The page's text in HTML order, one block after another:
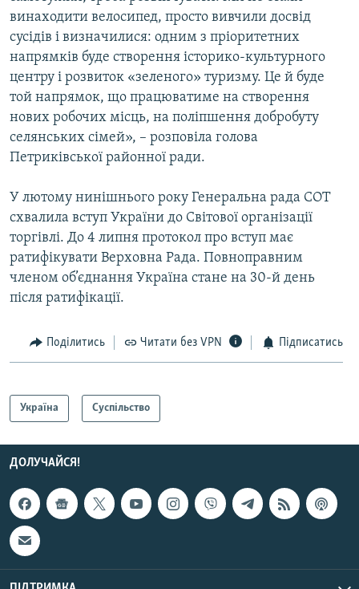
винаходити велосипед, просто вивчили досвід
сусідів і визначилися: одним з пріоритетних
напрямків буде створення історико-культурного
центру і розвиток «зеленого» туризму. Це й буде
той напрямок, що працюватиме на створення
нових робочих місць, на поліпшення добробуту
селянських сімей», – розповіла голова
Петриківської районної ради.
У лютому нинішнього року Генеральна рада СОТ
схвалила вступ України до Світової організації
торгівлі. До 4 липня протокол про вступ має
ратифікувати Верховна Рада. Повноправним
членом об’єднання Україна стане на 30-й день
після ратифікації.
Поділитись Читати без VPN Підписатись
Україна Суспільство
ДОЛУЧАЙСЯ!